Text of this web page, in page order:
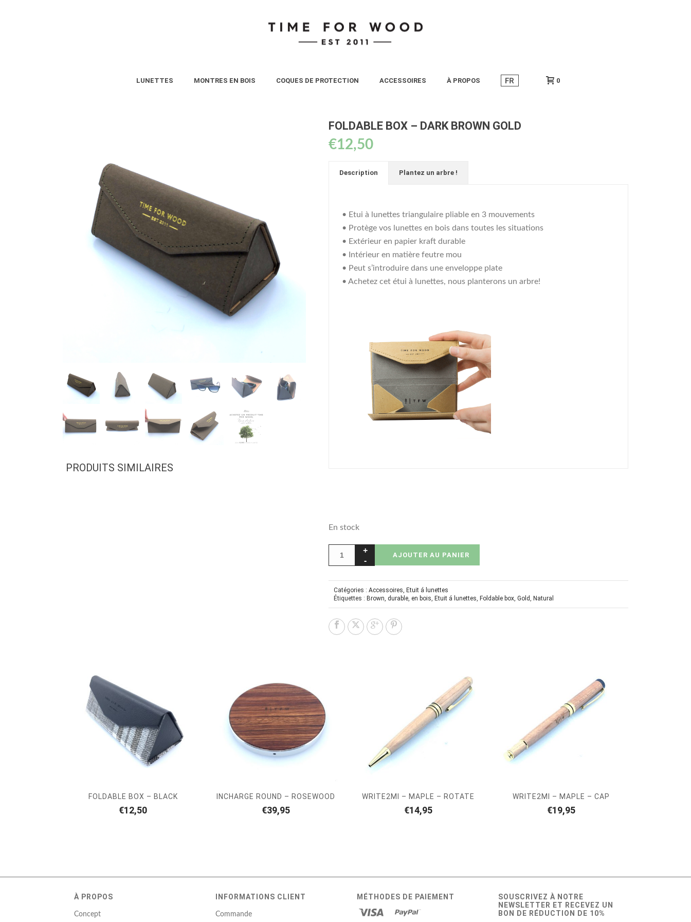
LUNETTES MONTRES EN BOIS COQUES DE PROTECTION ACCESSOIRES À PROPOS 0
FOLDABLE BOX – DARK BROWN GOLD
€12,50
Description Plantez un arbre !
• Etui à lunettes triangulaire pliable en 3 mouvements
• Protège vos lunettes en bois dans toutes les situations
• Extérieur en papier kraft durable
• Intérieur en matière feutre mou
• Peut s’introduire dans une enveloppe plate
• Achetez cet étui à lunettes, nous planterons un arbre!
En stock
AJOUTER AU PANIER
Catégories : Accessoires, Etuit á lunettes
Étiquettes : Brown, durable, en bois, Etuit á lunettes, Foldable box, Gold, Natural
PRODUITS SIMILAIRES
FOLDABLE BOX – BLACK
€12,50
INCHARGE ROUND – ROSEWOOD
€39,95
WRITE2MI – MAPLE – ROTATE
€14,95
WRITE2MI – MAPLE – CAP
€19,95
À PROPOS
Concept
INFORMATIONS CLIENT
Commande
MÉTHODES DE PAIEMENT
SOUSCRIVEZ À NOTRE
NEWSLETTER ET RECEVEZ UN
BON DE RÉDUCTION DE 10%